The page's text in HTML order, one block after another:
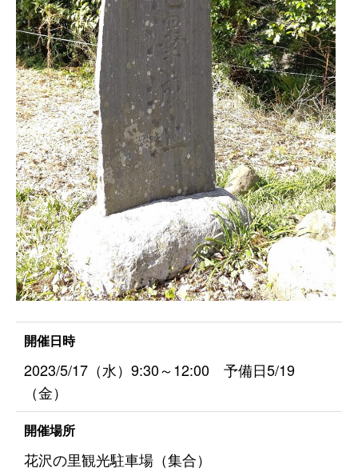
開催日時
2023/5/17（水）9:30～12:00 予備日5/19
（金）
開催場所
花沢の里観光駐車場（集合）